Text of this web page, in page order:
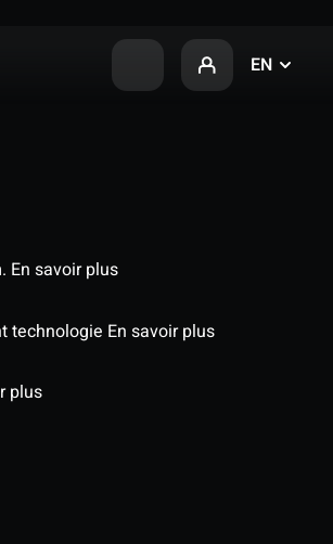
EN
En savoir plus
technologie En savoir plus
plus